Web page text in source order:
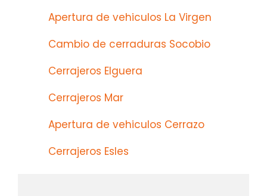
Apertura de vehiculos La Virgen
Cambio de cerraduras Socobio
Cerrajeros Elguera
Cerrajeros Mar
Apertura de vehiculos Cerrazo
Cerrajeros Esles